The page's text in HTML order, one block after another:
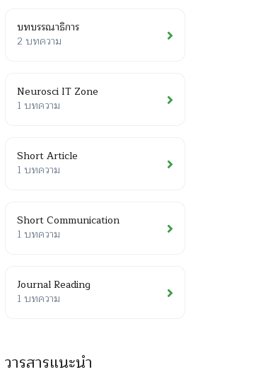
บทบรรณาธิการ
2 บทความ
Neurosci IT Zone
1 บทความ
Short Article
1 บทความ
Short Communication
1 บทความ
Journal Reading
1 บทความ
วารสารแนะนำ